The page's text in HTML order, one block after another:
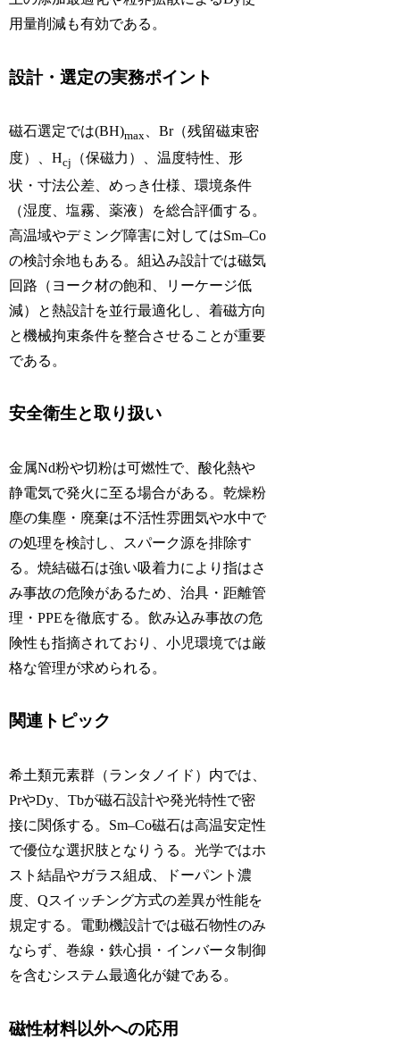
用量削減も有効である。
設計・選定の実務ポイント
磁石選定では(BH)max 、Br（残留磁束密
度）、Hcj
（保磁力）、温度特性、形
状・寸法公差、めっき仕様、環境条件
（湿度、塩霧、薬液）を総合評価する。
高温域やデミング障害に対してはSm–Co
の検討余地もある。組込み設計では磁気
回路（ヨーク材の飽和、リーケージ低
減）と熱設計を並行最適化し、着磁方向
と機械拘束条件を整合させることが重要
である。
安全衛生と取り扱い
金属Nd粉や切粉は可燃性で、酸化熱や
静電気で発火に至る場合がある。乾燥粉
塵の集塵・廃棄は不活性雰囲気や水中で
の処理を検討し、スパーク源を排除す
る。焼結磁石は強い吸着力により指はさ
み事故の危険があるため、治具・距離管
理・PPEを徹底する。飲み込み事故の危
険性も指摘されており、小児環境では厳
格な管理が求められる。
関連トピック
希土類元素群（ランタノイド）内では、
PrやDy、Tbが磁石設計や発光特性で密
接に関係する。Sm–Co磁石は高温安定性
で優位な選択肢となりうる。光学ではホ
スト結晶やガラス組成、ドーパント濃
度、Qスイッチング方式の差異が性能を
規定する。電動機設計では磁石物性のみ
ならず、巻線・鉄心損・インバータ制御
を含むシステム最適化が鍵である。
磁性材料以外への応用